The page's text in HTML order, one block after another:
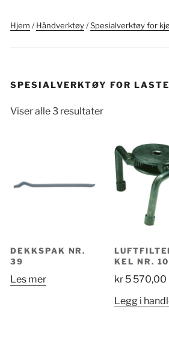
Hjem /Håndverktøy/Spesialverktøy for
SPESIALVERKTØY FOR
Viser alle 3 resultater
DEKKSPAK NR.
39
Les mer
KEL NR.
kr5 570,00
Legg i